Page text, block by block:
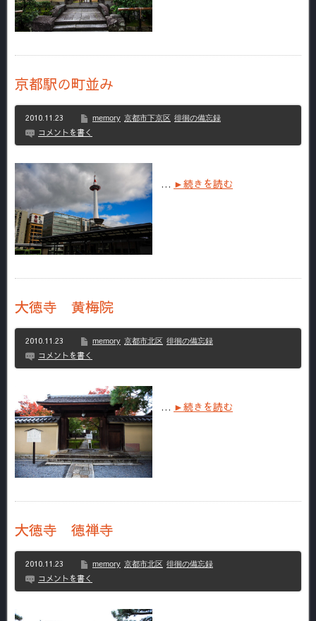
京都駅の町並み
2010.11.23 memory 京都市下京区 徘徊の備忘録
コメントを書く
… ►続きを読む
大徳寺 黄梅院
2010.11.23 memory 京都市北区 徘徊の備忘録
コメントを書く
… ►続きを読む
大徳寺 徳禅寺
2010.11.23 memory 京都市北区 徘徊の備忘録
コメントを書く